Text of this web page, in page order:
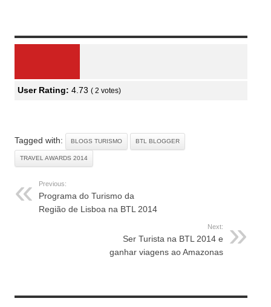
User Rating: 4.73 ( 2 votes)
Tagged with: BLOGS TURISMO BTL BLOGGER
TRAVEL AWARDS 2014
Previous:
Programa do Turismo da
Região de Lisboa na BTL 2014
Next:
Ser Turista na BTL 2014 e
ganhar viagens ao Amazonas